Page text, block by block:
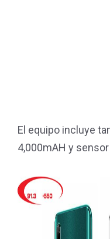
El equipo incluye
4,000mAH y